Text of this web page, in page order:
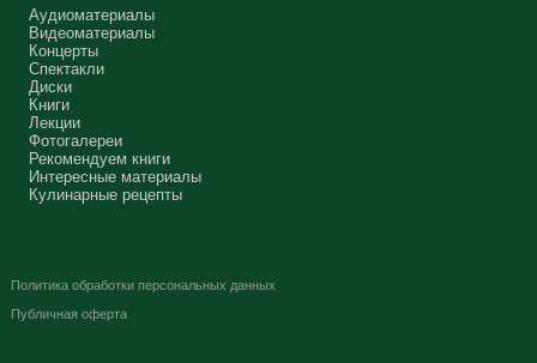
Аудиоматериалы
Видеоматериалы
Концерты
Спектакли
Диски
Книги
Лекции
Фотогалереи
Рекомендуем книги
Интересные материалы
Кулинарные рецепты
Политика обработки персональных данных
Публичная оферта